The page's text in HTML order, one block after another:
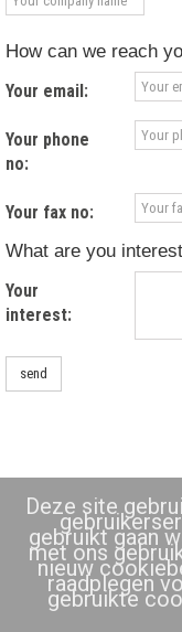
How can we reach
Your email:
Your phone
no:
Your fax no:
What are you
Your
interest:
send
Deze site
gebruikt gaan
met ons
nieuw
raadplegen
gebruikte